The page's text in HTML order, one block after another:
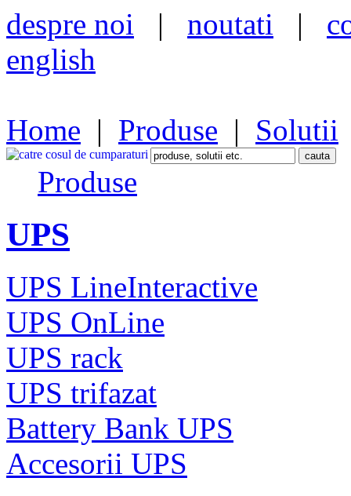
despre noi | noutati |
english
Home | Produse | Solutii
Produse
UPS
UPS LineInteractive
UPS OnLine
UPS rack
UPS trifazat
Battery Bank UPS
Accesorii UPS